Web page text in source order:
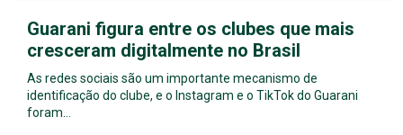
Guarani figura entre os clubes que mais
cresceram digitalmente no Brasil
As redes sociais são um importante mecanismo de
identificação do clube, e o Instagram e o TikTok do Guarani
foram…